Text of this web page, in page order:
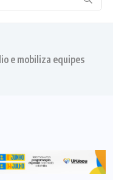
e mobiliza equipes